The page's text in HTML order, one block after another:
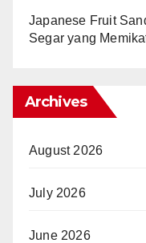
Japanese Fruit
Segar yang
Archives
August 2026
July 2026
June 2026